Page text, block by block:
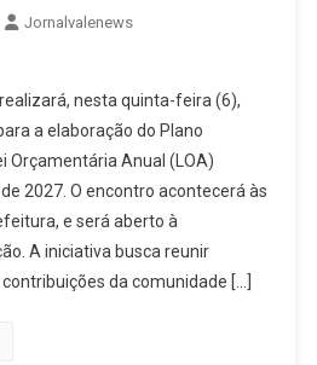
Jornalvalenews
nesta quinta-feira (6),
a elaboração do Plano
Orçamentária Anual (LOA)
2027. O encontro acontecerá às
e será aberto à
A iniciativa busca reunir
da comunidade […]